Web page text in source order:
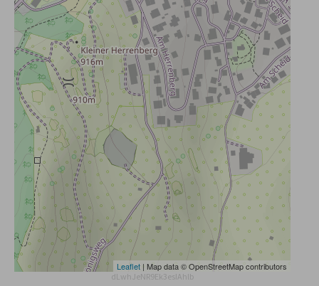
Leaflet | Map data © OpenStreetMap contributors
dLwhJeNR9Ek3esIAhlb